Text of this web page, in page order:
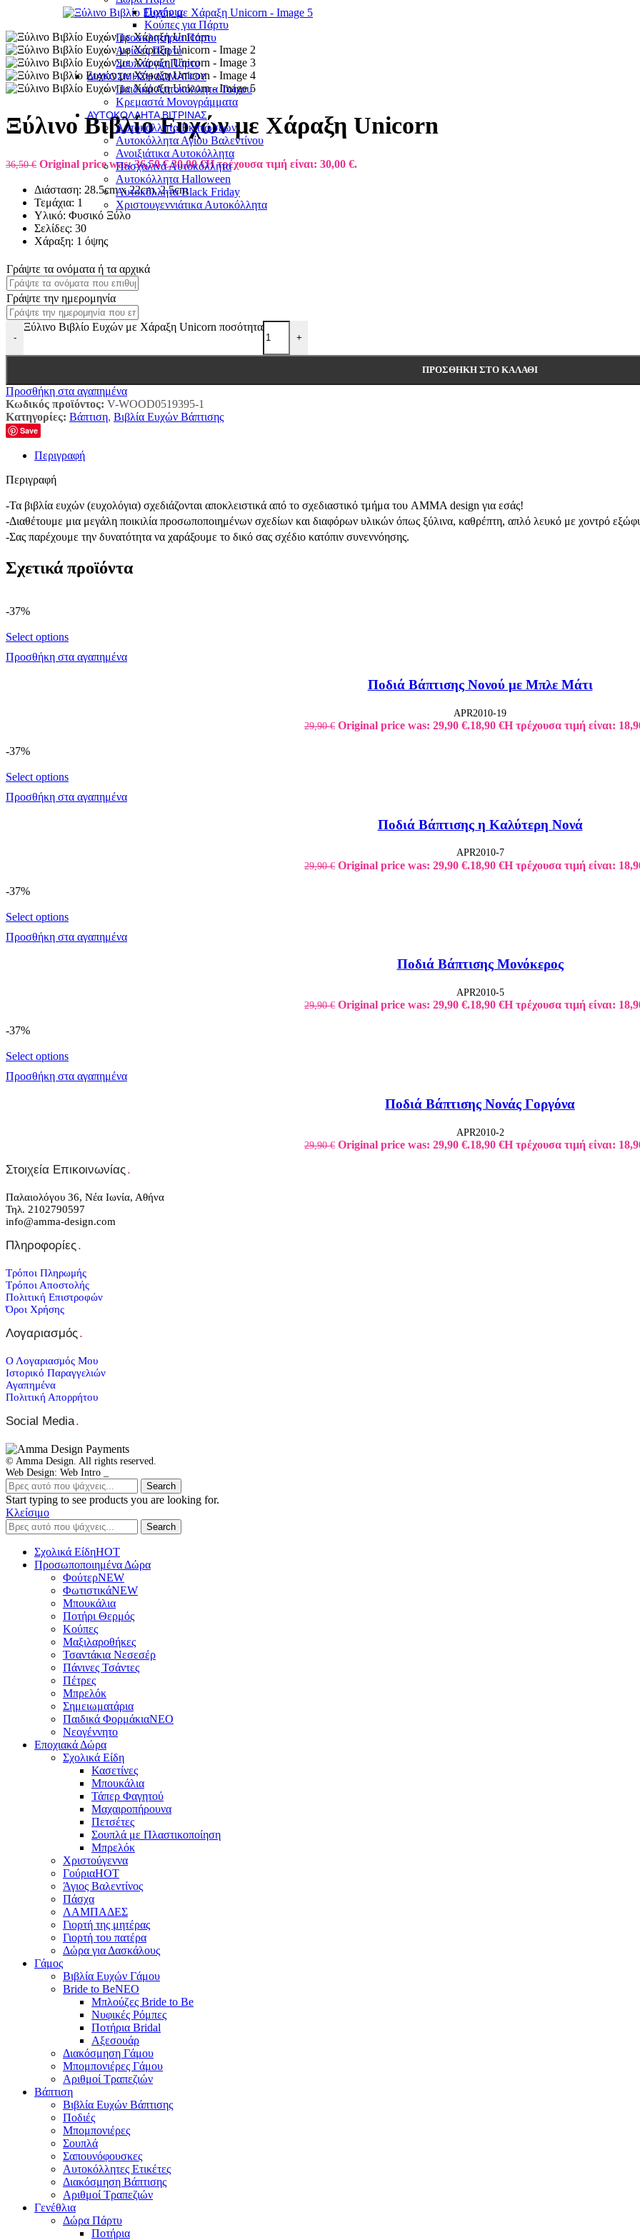
Ποτήρια
Κούπες για Πάρτυ
Προσκλητήρια Πάρτυ
Αφίσες Πάρτυ
Σουπλά για Πάρτυ
ΔΙΑΚΌΣΜΗΣΗ ΔΩΜΑΤΊΟΥ
Παιδικά Αυτοκόλλητα Τοίχου
Κρεμαστά Μονογράμματα
ΑΥΤΟΚΌΛΛΗΤΑ ΒΙΤΡΊΝΑΣ
Αυτοκόλλητα Εκπτώσεων
Αυτοκόλλητα Αγίου Βαλεντίνου
Ανοιξιάτικα Αυτοκόλλητα
Πασχαλινά Αυτοκόλλητα
Αυτοκόλλητα Halloween
Αυτοκόλλητα Black Friday
Χριστουγεννιάτικα Αυτοκόλλητα
Ξύλινο Βιβλίο Ευχών με Χάραξη Unicorn
36,50€ Original price was: 36,50 €.30,00€Η τρέχουσα τιμή είναι: 30,00 €.
Διάσταση: 28.5cm x 22cm, 2.5cm
Τεμάχια: 1
Υλικό: Φυσικό Ξύλο
Σελίδες: 30
Χάραξη: 1 όψης
Γράψτε τα ονόματα ή τα αρχικά
Γράψτε την ημερομηνία
-
Ξύλινο Βιβλίο Ευχών με Χάραξη Unicorn ποσότητα
+
ΠΡΟΣΘΉΚΗ ΣΤΟ ΚΑΛΆΘΙ
Προσθήκη στα αγαπημένα
Κωδικός προϊόντος: V-WOOD0519395-1
Κατηγορίες: Βάπτιση, Βιβλία Ευχών Βάπτισης
Save
Περιγραφή
Περιγραφή
-Τα βιβλία ευχών (ευχολόγια) σχεδιάζονται αποκλειστικά από το σχεδιαστικό τμήμα του AMMA design για εσάς!
-Διαθέτουμε μια μεγάλη ποικιλία προσωποποιημένων σχεδίων και διαφόρων υλικών όπως ξύλινα, καθρέπτη, απλό λευκό με χοντρό
-Σας παρέχουμε την δυνατότητα να χαράξουμε το δικό σας σχέδιο κατόπιν συνεννόησης.
Σχετικά προϊόντα
-37%
Select options
Προσθήκη στα αγαπημένα
Ποδιά Βάπτισης Νονού με Μπλε Μάτι
APR2010-19
29,90€ Original price was: 29,90 €.18,90 €Η τρέχουσα τιμή είναι:
-37%
Select options
Προσθήκη στα αγαπημένα
Ποδιά Βάπτισης η Καλύτερη Νονά
APR2010-7
29,90€ Original price was: 29,90 €.18,90 €Η τρέχουσα τιμή είναι:
-37%
Select options
Προσθήκη στα αγαπημένα
Ποδιά Βάπτισης Μονόκερος
APR2010-5
29,90€ Original price was: 29,90 €.18,90 €Η τρέχουσα τιμή είναι:
-37%
Select options
Προσθήκη στα αγαπημένα
Ποδιά Βάπτισης Νονάς Γοργόνα
APR2010-2
29,90€ Original price was: 29,90 €.18,90 €Η τρέχουσα τιμή είναι:
Στοιχεία Επικοινωνίας.
Παλαιολόγου 36, Νέα Ιωνία, Αθήνα
Τηλ. 2102790597
info@amma-design.com
Πληροφορίες.
Τρόποι Πληρωμής
Τρόποι Αποστολής
Πολιτική Επιστροφών
Όροι Χρήσης
Λογαριασμός.
Ο Λογαριασμός Μου
Ιστορικό Παραγγελιών
Αγαπημένα
Πολιτική Απορρήτου
Social Media.
© Amma Design. All rights reserved.
Web Design: Web Intro _
Search
Start typing to see products you are looking for.
Κλείσιμο
Search
Σχολικά ΕίδηΗΟΤ
Προσωποποιημένα Δώρα
ΦούτερNEW
ΦωτιστικάNEW
Μπουκάλια
Ποτήρι Θερμός
Κούπες
Μαξιλαροθήκες
Τσαντάκια Νεσεσέρ
Πάνινες Τσάντες
Πέτρες
Μπρελόκ
Σημειωματάρια
Παιδικά ΦορμάκιαNEO
Νεογέννητο
Εποχιακά Δώρα
Σχολικά Είδη
Κασετίνες
Μπουκάλια
Τάπερ Φαγητού
Μαχαιροπήρουνα
Πετσέτες
Σουπλά με Πλαστικοποίηση
Μπρελόκ
Χριστούγεννα
ΓούριαHOT
Άγιος Βαλεντίνος
Πάσχα
ΛΑΜΠΑΔΕΣ
Γιορτή της μητέρας
Γιορτή του πατέρα
Δώρα για Δασκάλους
Γάμος
Βιβλία Ευχών Γάμου
Bride to BeNEO
Μπλούζες Bride to Be
Νυφικές Ρόμπες
Ποτήρια Bridal
Αξεσουάρ
Διακόσμηση Γάμου
Μπομπονιέρες Γάμου
Αριθμοί Τραπεζιών
Βάπτιση
Βιβλία Ευχών Βάπτισης
Ποδιές
Μπομπονιέρες
Σουπλά
Σαπουνόφουσκες
Αυτοκόλλητες Ετικέτες
Διακόσμηση Βάπτισης
Αριθμοί Τραπεζιών
Γενέθλια
Δώρα Πάρτυ
Ποτήρια